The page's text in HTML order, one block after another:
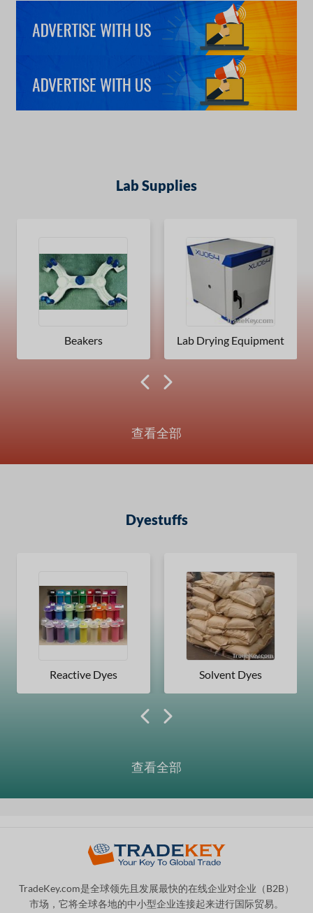
Lab Supplies
Beakers Lab Drying Equipment
查看全部
Dyestuffs
Reactive Dyes Solvent Dyes
查看全部
TradeKey.com是全球领先且发展最快的在线企业对企业（B2B）
市场，它将全球各地的中小型企业连接起来进行国际贸易。